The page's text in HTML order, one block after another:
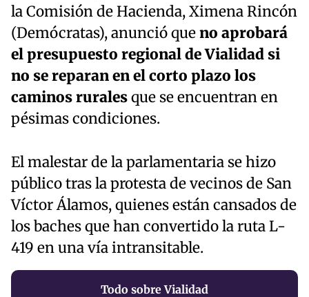
la Comisión de Hacienda, Ximena Rincón
(Demócratas), anunció queno aprobará
el presupuesto regional de Vialidad si
no se reparan en el corto plazo los
caminos ruralesque se encuentran en
pésimas condiciones.
El malestar de la parlamentaria se hizo
público tras la protesta de vecinos de San
Víctor Álamos, quienes están cansados de
los baches que han convertido la ruta L-
419 en una vía intransitable.
Todo sobre Vialidad